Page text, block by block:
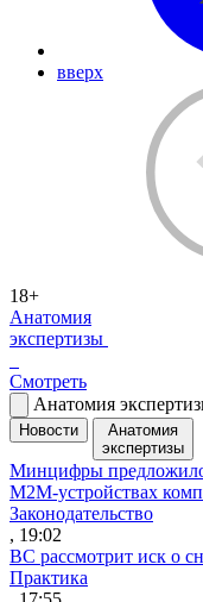
вверх
18+
Анатомия
экспертизы
Смотреть
Анатомия
Новости
Анатомия
экспертизы
Минцифры предложило
M2M-устройствах
Законодательство
, 19:02
ВС рассмотрит иск о
Практика